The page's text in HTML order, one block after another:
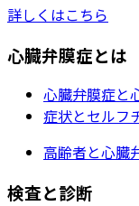
詳しくはこちら
心臓弁膜症とは
心臓弁膜症と
症状とセルフ
高齢者と心臓
検査と診断